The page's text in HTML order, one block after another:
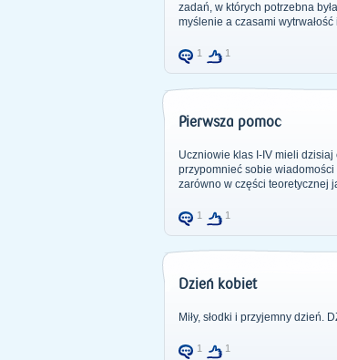
zadań, w których potrzebna
myślenie a czasami
1 1
Pierwsza pomoc
Uczniowie klas I-IV mieli
przypomnieć sobie wiadomości
zarówno w części teoretycznej
1 1
Dzień kobiet
Miły, słodki i przyjemny dzień.
1 1